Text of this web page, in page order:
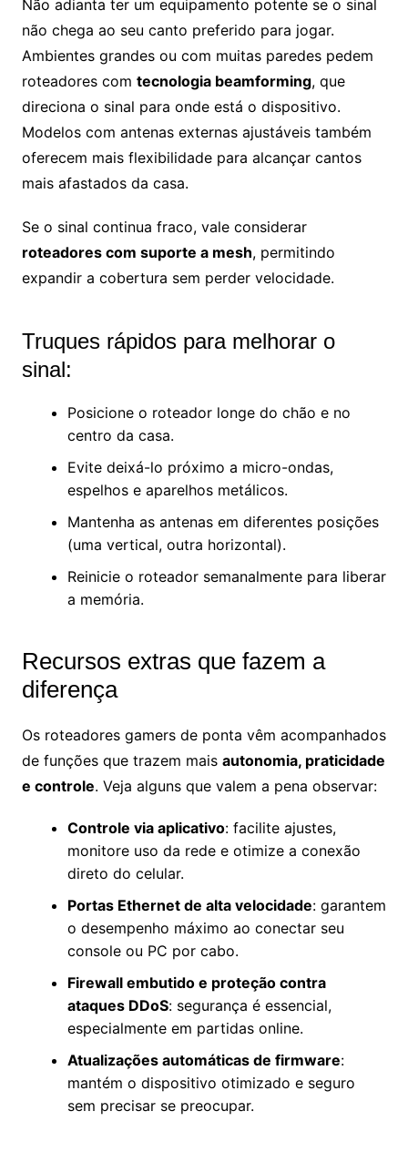
Não adianta ter um equipamento potente se o sinal
não chega ao seu canto preferido para jogar.
Ambientes grandes ou com muitas paredes pedem
roteadores com tecnologia beamforming, que
direciona o sinal para onde está o dispositivo.
Modelos com antenas externas ajustáveis também
oferecem mais flexibilidade para alcançar cantos
mais afastados da casa.
Se o sinal continua fraco, vale considerar
roteadores com suporte a mesh, permitindo
expandir a cobertura sem perder velocidade.
Truques rápidos para melhorar o
sinal:
Posicione o roteador longe do chão e no
centro da casa.
Evite deixá-lo próximo a micro-ondas,
espelhos e aparelhos metálicos.
Mantenha as antenas em diferentes posições
(uma vertical, outra horizontal).
Reinicie o roteador semanalmente para liberar
a memória.
Recursos extras que fazem a
diferença
Os roteadores gamers de ponta vêm acompanhados
de funções que trazem mais autonomia, praticidade
e controle. Veja alguns que valem a pena observar:
Controle via aplicativo: facilite ajustes,
monitore uso da rede e otimize a conexão
direto do celular.
Portas Ethernet de alta velocidade: garantem
o desempenho máximo ao conectar seu
console ou PC por cabo.
Firewall embutido e proteção contra
ataques DDoS: segurança é essencial,
especialmente em partidas online.
Atualizações automáticas de firmware:
mantém o dispositivo otimizado e seguro
sem precisar se preocupar.